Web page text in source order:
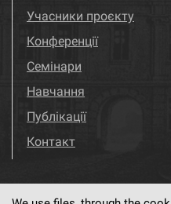
Учасники проєкту
Конференції
Семінари
Навчання
Публікації
Контакт